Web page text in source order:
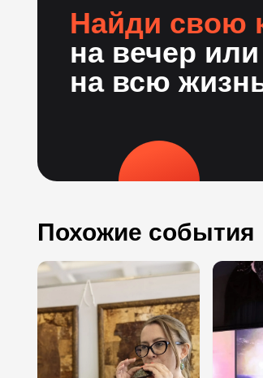
Найди свою
на вечер
на всю
Похожие события